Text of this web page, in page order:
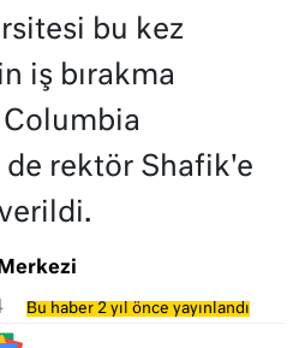
bu kez
iş bırakma
Columbia
rektör Shafik'e
Bu haber 2 yıl önce yayınlandı